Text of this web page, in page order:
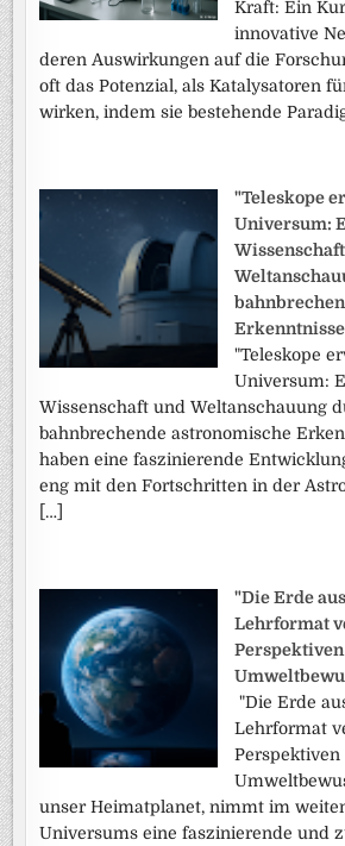
Kraft: Ein
innovative
deren Auswirkungen auf die
oft das Potenzial, als Katalysatoren
wirken, indem sie bestehende
"Teleskope
Universum:
"Teleskope
Universum:
Wissenschaft und Weltanschauung
bahnbrechende astronomische
haben eine faszinierende
eng mit den Fortschritten in der
[…]
"Die Erde
Lehrformat
"Die Erde
Lehrformat
unser Heimatplanet, nimmt im
Universums eine faszinierende und